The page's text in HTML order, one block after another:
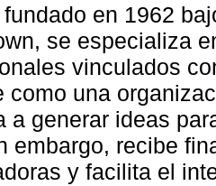
en 1962
se especializa
vinculados
como una
a generar ideas
embargo, recibe
y facilita el